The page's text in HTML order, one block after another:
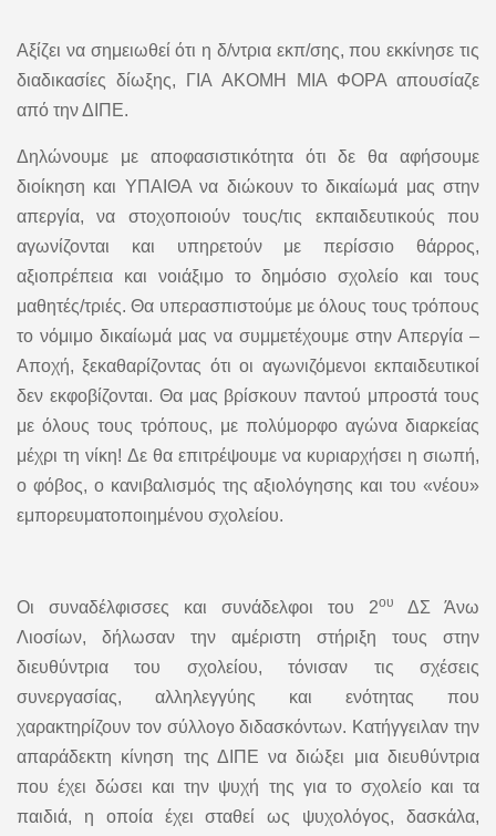
Αξίζει να σημειωθεί ότι η δ/ντρια εκπ/σης, που εκκίνησε τις
διαδικασίες δίωξης, ΓΙΑ ΑΚΟΜΗ ΜΙΑ ΦΟΡΑ απουσίαζε
από την ΔΙΠΕ.
Δηλώνουμε με αποφασιστικότητα ότι δε θα αφήσουμε
διοίκηση και ΥΠΑΙΘΑ να διώκουν το δικαίωμά μας στην
απεργία, να στοχοποιούν τους/τις εκπαιδευτικούς που
αγωνίζονται και υπηρετούν με περίσσιο θάρρος,
αξιοπρέπεια και νοιάξιμο το δημόσιο σχολείο και τους
μαθητές/τριές. Θα υπερασπιστούμε με όλους τους τρόπους
το νόμιμο δικαίωμά μας να συμμετέχουμε στην Απεργία –
Αποχή, ξεκαθαρίζοντας ότι οι αγωνιζόμενοι εκπαιδευτικοί
δεν εκφοβίζονται. Θα μας βρίσκουν παντού μπροστά τους
με όλους τους τρόπους, με πολύμορφο αγώνα διαρκείας
μέχρι τη νίκη! Δε θα επιτρέψουμε να κυριαρχήσει η σιωπή,
ο φόβος, ο κανιβαλισμός της αξιολόγησης και του «νέου»
εμπορευματοποιημένου σχολείου.
Οι συναδέλφισσες και συνάδελφοι του 2ου
ΔΣ Άνω
Λιοσίων, δήλωσαν την αμέριστη στήριξη τους στην
διευθύντρια του σχολείου, τόνισαν τις σχέσεις
συνεργασίας, αλληλεγγύης και ενότητας που
χαρακτηρίζουν τον σύλλογο διδασκόντων. Κατήγγειλαν την
απαράδεκτη κίνηση της ΔΙΠΕ να διώξει μια διευθύντρια
που έχει δώσει και την ψυχή της για το σχολείο και τα
παιδιά, η οποία έχει σταθεί ως ψυχολόγος, δασκάλα,